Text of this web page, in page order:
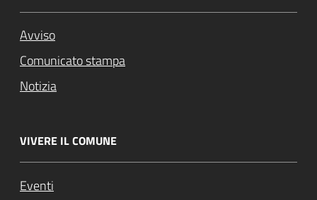
Avviso
Comunicato stampa
Notizia
VIVERE IL COMUNE
Eventi